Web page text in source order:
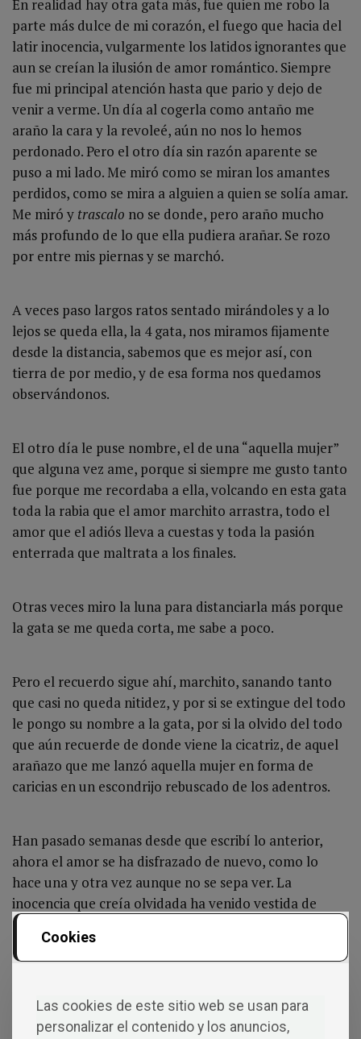
En realidad hay otra gata más, fue quien me robo la
parte más dulce de mi corazón, el fuego que hacia del
latir inocencia, vulgarmente los latidos ignorantes que
aun se creían la ilusión de amor romántico. Siempre
fue mi principal atención hasta que pario y dejo de
venir a verme. Un día al cogerla como antaño me
araño la cara y la revoleé, aún no nos lo hemos
perdonado. Pero el otro día sin razón aparente se
puso a mi lado. Me miró como se miran los amantes
perdidos, como se mira a alguien a quien se solía amar.
Me miró y trascalo no se donde, pero araño mucho
más profundo de lo que ella pudiera arañar. Se rozo
por entre mis piernas y se marchó.
A veces paso largos ratos sentado mirándoles y a lo
lejos se queda ella, la 4 gata, nos miramos fijamente
desde la distancia, sabemos que es mejor así, con
tierra de por medio, y de esa forma nos quedamos
observándonos.
El otro día le puse nombre, el de una “aquella mujer”
que alguna vez ame, porque si siempre me gusto tanto
fue porque me recordaba a ella, volcando en esta gata
toda la rabia que el amor marchito arrastra, todo el
amor que el adiós lleva a cuestas y toda la pasión
enterrada que maltrata a los finales.
Otras veces miro la luna para distanciarla más porque
la gata se me queda corta, me sabe a poco.
Pero el recuerdo sigue ahí, marchito, sanando tanto
que casi no queda nitidez, y por si se extingue del todo
le pongo su nombre a la gata, por si la olvido del todo
que aún recuerde de donde viene la cicatriz, de aquel
arañazo que me lanzó aquella mujer en forma de
caricias en un escondrijo rebuscado de los adentros.
Han pasado semanas desde que escribí lo anterior,
ahora el amor se ha disfrazado de nuevo, como lo
hace una y otra vez aunque no se sepa ver. La
inocencia que creía olvidada ha venido vestida de
amor, y así como si nada me pego un lametazo,
cuando para mi sorpresa recorría con su lengua toda
la cicatriz que creía tan profunda y rebuscada, sentí
comerle el corazón y alguna otra cosa más, y fue en el
regusto que me quedo en la boca donde descubrí que
Cookies
Las cookies de este sitio web se usan para
personalizar el contenido y los anuncios,